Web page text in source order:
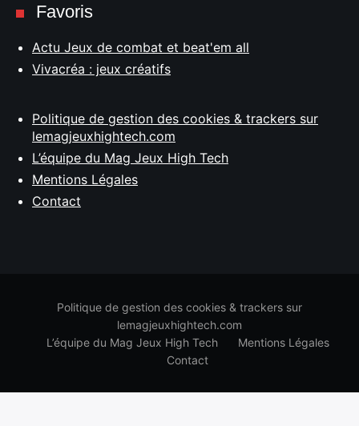
Favoris
Actu Jeux de combat et beat'em all
Vivacréa : jeux créatifs
Politique de gestion des cookies & trackers sur
lemagjeuxhightech.com
L’équipe du Mag Jeux High Tech
Mentions Légales
Contact
Politique de gestion des cookies & trackers sur
lemagjeuxhightech.com
L’équipe du Mag Jeux High Tech
Mentions Légales
Contact